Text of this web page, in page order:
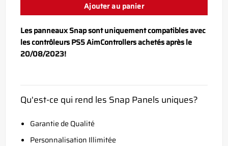
Ajouter au panier
Les panneaux Snap sont uniquement compatibles avec
les contrôleurs PS5 AimControllers achetés après le
20/08/2023!
Qu'est-ce qui rend les Snap Panels uniques?
Garantie de Qualité
Personnalisation Illimitée